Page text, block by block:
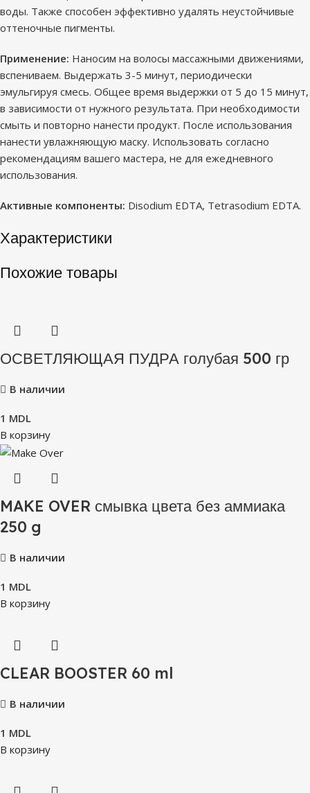
воды. Также способен эффективно удалять неустойчивые
оттеночные пигменты.
Применение: Наносим на волосы массажными движениями,
вспениваем. Выдержать 3-5 минут, периодически
эмульгируя смесь. Общее время выдержки от 5 до 15 минут,
в зависимости от нужного результата. При необходимости
смыть и повторно нанести продукт. После использования
нанести увлажняющую маску. Использовать согласно
рекомендациям вашего мастера, не для ежедневного
использования.
Активные компоненты: Disodium EDTA, Tetrasodium EDTA.
Характеристики
Похожие товары
ОСВЕТЛЯЮЩАЯ ПУДРА голубая 500 гр
В наличии
1 MDL
В корзину
MAKE OVER смывка цвета без аммиака
250 g
В наличии
1 MDL
В корзину
CLEAR BOOSTER 60 ml
В наличии
1 MDL
В корзину